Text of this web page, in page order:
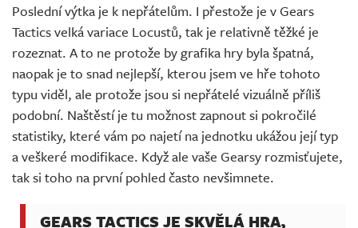
Poslední výtka je k nepřátelům. I přestože je v Gears
Tactics velká variace Locustů, tak je relativně těžké je
rozeznat. A to ne protože by grafika hry byla špatná,
naopak je to snad nejlepší, kterou jsem ve hře tohoto
typu viděl, ale protože jsou si nepřátelé vizuálně příliš
podobní. Naštěstí je tu možnost zapnout si pokročilé
statistiky, které vám po najetí na jednotku ukážou její typ
a veškeré modifikace. Když ale vaše Gearsy rozmisťujete,
tak si toho na první pohled často nevšimnete.
GEARS TACTICS JE SKVĚLÁ HRA,